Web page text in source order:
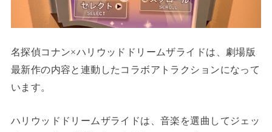
名探偵コナン×ハリウッドドリームザライドは、劇場版
最新作の内容と連動したコラボアトラクションになって
います。
ハリウッドドリームザライドは、音楽を選曲してジェッ